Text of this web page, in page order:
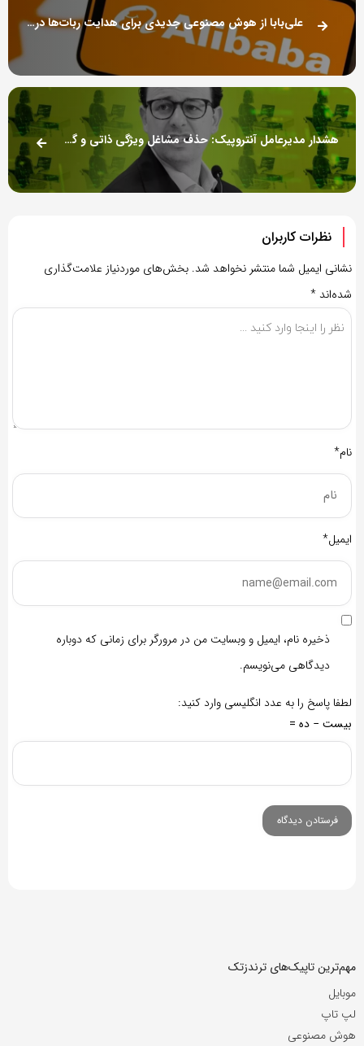
علی‌بابا از هوش مصنوعی جدیدی برای هدایت ربات‌ها در محیط‌های ناشناخته رونمایی کرد
هشدار مدیرعامل آنتروپیک: حذف مشاغل ویژگی ذاتی و گریزناپذیر هوش مصنوعی است
نظرات کاربران
نشانی ایمیل شما منتشر نخواهد شد. بخش‌های موردنیاز علامت‌گذاری
شده‌اند *
نام*
ایمیل*
ذخیره نام، ایمیل و وبسایت من در مرورگر برای زمانی که دوباره
دیدگاهی می‌نویسم.
لطفا پاسخ را به عدد انگلیسی وارد کنید:
بیست − ده =
مهم‌ترین تاپیک‌های ترندزتک
موبایل
لپ تاپ
هوش مصنوعی